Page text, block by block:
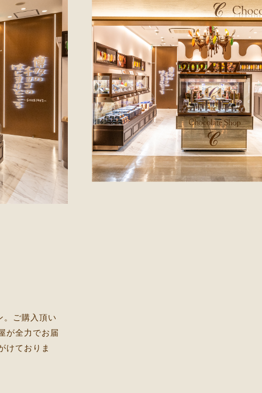
。ご購入頂い
が全力でお届
けておりま